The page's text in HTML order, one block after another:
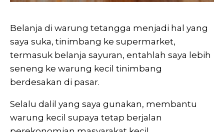
Belanja di warung tetangga menjadi hal yang
saya suka, tinimbang ke supermarket,
termasuk belanja sayuran, entahlah saya lebih
seneng ke warung kecil tinimbang
berdesakan di pasar.
Selalu dalil yang saya gunakan, membantu
warung kecil supaya tetap berjalan